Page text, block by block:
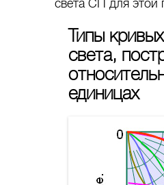
света СП для этой
Типы
света,
единицах